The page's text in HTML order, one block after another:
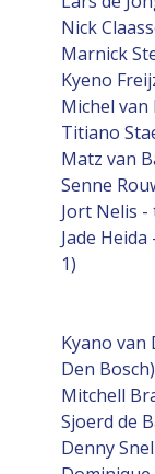
Nick
Marnick
Kyeno
Michel
Titiano
Matz van
Senne
Jort Nelis -
Jade
1)
Kyano van
Den Bosch)
Mitchell
Sjoerd de
Denny